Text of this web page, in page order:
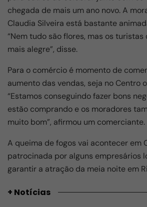
chegada de mais um ano novo. A
Claudia Silveira está bastante
“Nem tudo são flores, mas os
mais alegre”, disse.
Para o comércio é momento de
aumento das vendas, seja no Centro
“Estamos conseguindo fazer bons
estão comprando e os moradores
muito bom”, afirmou um comerciante.
A queima de fogos vai acontecer em
patrocinada por alguns empresários
garantir a atração da meia noite em
+ Notícias